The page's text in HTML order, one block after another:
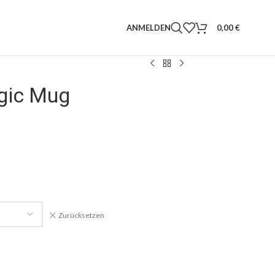
ANMELDEN 0,00€
Mug
Zurücksetzen